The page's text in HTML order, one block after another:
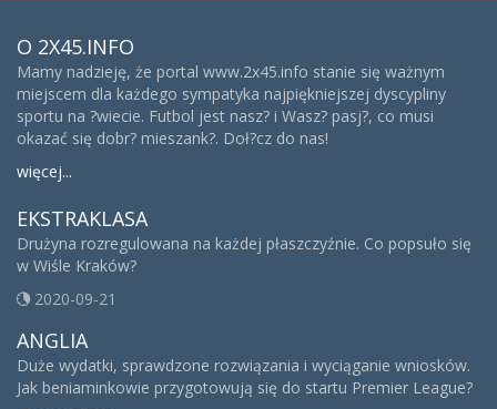
O 2X45.INFO
Mamy nadzieję, że portal www.2x45.info stanie się ważnym
miejscem dla każdego sympatyka najpiękniejszej dyscypliny
sportu na ?wiecie. Futbol jest nasz? i Wasz? pasj?, co musi
okazać się dobr? mieszank?. Doł?cz do nas!
więcej...
EKSTRAKLASA
Drużyna rozregulowana na każdej płaszczyźnie. Co popsuło się
w Wiśle Kraków?
2020-09-21
ANGLIA
Duże wydatki, sprawdzone rozwiązania i wyciąganie wniosków.
Jak beniaminkowie przygotowują się do startu Premier League?